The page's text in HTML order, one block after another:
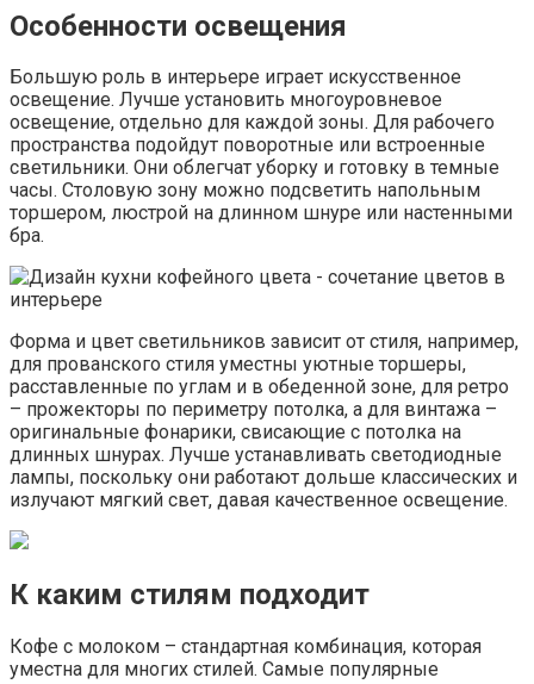
Особенности освещения
Большую роль в интерьере играет искусственное
освещение. Лучше установить многоуровневое
освещение, отдельно для каждой зоны. Для рабочего
пространства подойдут поворотные или встроенные
светильники. Они облегчат уборку и готовку в темные
часы. Столовую зону можно подсветить напольным
торшером, люстрой на длинном шнуре или настенными
бра.
Форма и цвет светильников зависит от стиля, например,
для прованского стиля уместны уютные торшеры,
расставленные по углам и в обеденной зоне, для ретро
– прожекторы по периметру потолка, а для винтажа –
оригинальные фонарики, свисающие с потолка на
длинных шнурах. Лучше устанавливать светодиодные
лампы, поскольку они работают дольше классических и
излучают мягкий свет, давая качественное освещение.
К каким стилям подходит
Кофе с молоком – стандартная комбинация, которая
уместна для многих стилей. Самые популярные